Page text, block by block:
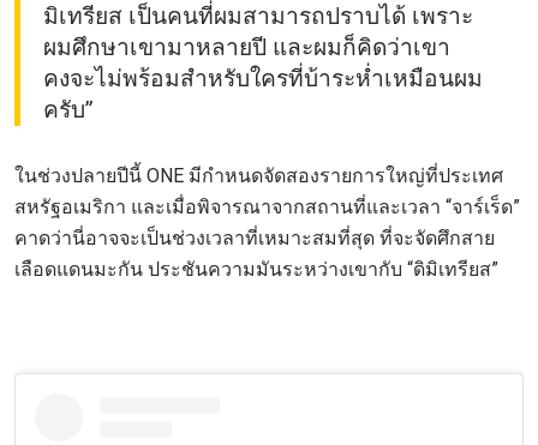
มิเทรียส เป็นคนที่ผมสามารถปราบได้ เพราะ
ผมศึกษาเขามาหลายปี และผมก็คิดว่าเขา
คงจะไม่พร้อมสำหรับใครที่บ้าระห่ำเหมือนผม
ครับ”
ในช่วงปลายปีนี้ ONE มีกำหนดจัดสองรายการใหญ่ที่ประเทศ
สหรัฐอเมริกา และเมื่อพิจารณาจากสถานที่และเวลา “จาร์เร็ด”
คาดว่านี่อาจจะเป็นช่วงเวลาที่เหมาะสมที่สุด ที่จะจัดศึกสาย
เลือดแดนมะกัน ประชันความมันระหว่างเขากับ “ดิมิเทรียส”